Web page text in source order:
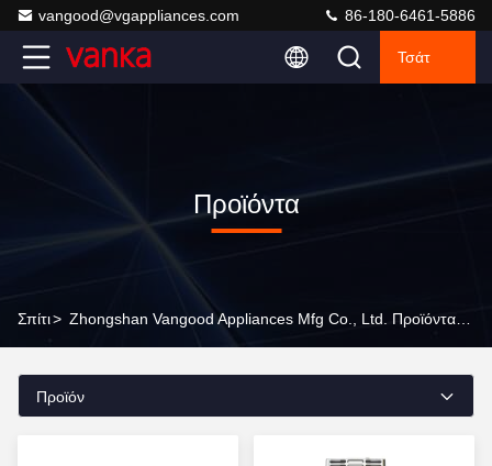
vangood@vgappliances.com 86-180-6461-5886
Τσάτ
Προϊόντα
Σπίτι>
Προϊόν